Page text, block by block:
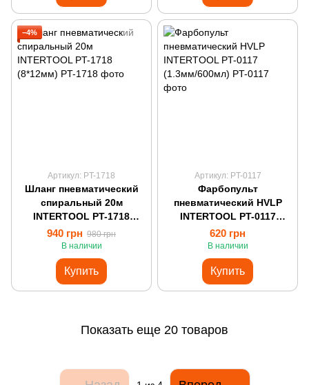
−4%
Артикул: PT-1718
Шланг пневматический
спиральный 20м
INTERTOOL PT-1718
(8*12мм)
940 грн 980 грн
В наличии
Купить
Артикул: PT-0117
Фарбопульт
пневматический HVLP
INTERTOOL PT-0117
(1.3мм/600мл)
620 грн
В наличии
Купить
Показать еще 20 товаров